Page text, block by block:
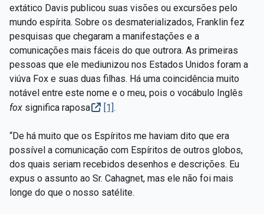
extático Davis publicou suas visões ou excursões pelo
mundo espírita. Sobre os desmaterializados, Franklin fez
pesquisas que chegaram a manifestações e a
comunicações mais fáceis do que outrora. As primeiras
pessoas que ele mediunizou nos Estados Unidos foram a
viúva Fox e suas duas filhas. Há uma coincidência muito
notável entre este nome e o meu, pois o vocábulo Inglês
fox significa raposa [1].
“De há muito que os Espíritos me haviam dito que era
possível a comunicação com Espíritos de outros globos,
dos quais seriam recebidos desenhos e descrições. Eu
expus o assunto ao Sr. Cahagnet, mas ele não foi mais
longe do que o nosso satélite.